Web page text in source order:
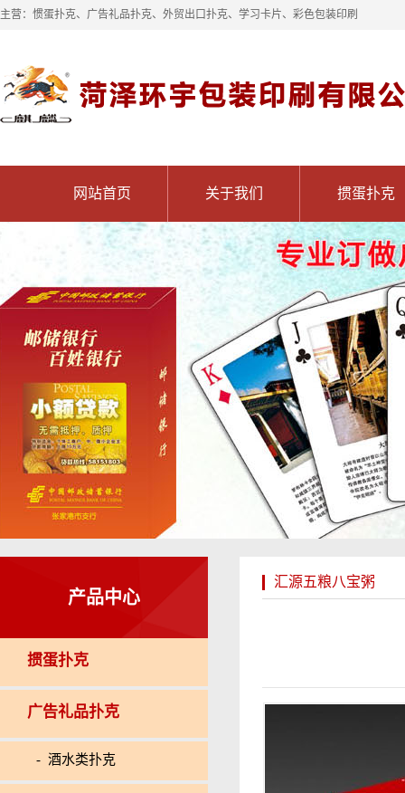
主营：惯蛋扑克、广告礼品扑克、外贸出口扑克、学习卡片、彩色包装印刷
网站首页 关于我们 掼蛋扑克
产品中心
掼蛋扑克
广告礼品扑克
- 酒水类扑克
汇源五粮八宝粥